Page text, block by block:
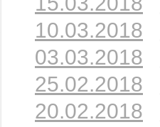
10.03.2018
03.03.2018
25.02.2018
20.02.2018